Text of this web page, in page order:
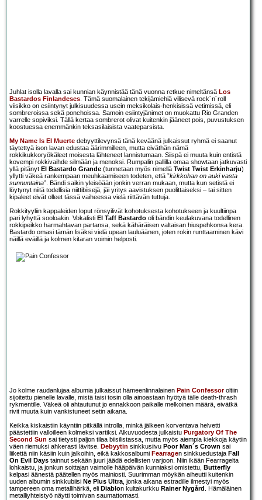
Juhlat isolla lavalla sai kunnian käynnistää tänä vuonna retkue nimeltänsä Los
Bastardos Finlandeses. Tämä suomalainen tekijämiehiä vilisevä rock´n´roll
viisikko on esiintynyt julkisuudessa usein meksikolais-henkisissä vetimissä, eli
sombreroissa sekä ponchoissa. Samoin esiintyjänimet on muokattu Rio Granden
varrelle sopiviksi. Tällä kertaa sombrerot olivat kuitenkin jääneet pois, puvustuksen
koostuessa enemmänkin teksasilaisista vaateparsista.
My Name Is El Muerte debyyttilevynsä tänä keväänä julkaissut ryhmä ei saanut
täytettyä ison lavan edustaa äärimmilleen, mutta eiväthän nämä
rokkikukkoryökäleet moisesta lähteneet lannistumaan. Siispä ei muuta kuin entistä
kovempi rokkivaihde silmään ja menoksi. Rumpalin pallilla omaa showtaan jatkuvasti
yllä pitänyt El Bastardo Grande (tunnetaan myös nimellä Twist Twist Erkinharju)
yllytti väkeä rankempaan meuhkaamiseen todeten, että ”kirkkohan on auki vasta
sunnuntaina”. Bändi saikin yleisöään jonkin verran mukaan, mutta kun setistä ei
löytynyt niitä todellisia niittibiisejä, jäi yritys aavistuksen puolittaiseksi – tai sitten
kipaleet eivät olleet tässä vaiheessa vielä riittävän tuttuja.
Rokkityyliin kappaleiden loput rönsyilivät kohotuksesta kohotukseen ja kuultiinpa
pari lyhyttä sooloakin. Vokalisti El Taff Bastardo oli bändin keulakuvana todellinen
rokkipeikko harmahtavan partansa, sekä kähäräisen valtaisan hiuspehkonsa kera.
Bastardo omasi tämän lisäksi vielä upean lauluäänen, joten rokin runttaaminen kävi
näillä eväillä ja kolmen kitaran voimin helposti.
Jo kolme raudanlujaa albumia julkaissut hämeenlinnalainen Pain Confessoroltiin
sijoitettu pienelle lavalle, mistä taisi tosin olla ainoastaan hyötyä tälle death-thrash
rykmentille. Väkeä oli ahtautunut jo ennakkoon paikalle melkoinen määrä, eivätkä
rivit muuta kuin vankistuneet setin aikana.
Keikka kiskaistiin käyntiin pitkällä introlla, minkä jälkeen korventava helvetti
päästettiin valloilleen kolmeksi vartiksi. Alkuvuodesta julkaistu Purgatory Of The
Second Sun sai tietysti paljon tilaa biisilistassa, mutta myös aiempia kiekkoja käytiin
väen riemuksi ahkerasti lävitse. Debyytin sinkkusiivu Poor Man´s Crown sai
liikettä niin käsiin kuin jalkoihin, eikä kakkosalbumi Fearragen sinkkuedustaja Fall
On Evil Days tainnut sekään juuri jäädä edellisten varjoon. Niin ikään Fearragelta
lohkaistu, ja jonkun soittajan vaimolle hääpäivän kunniaksi omistettu, Butterfly
kelpasi äänestä päätellen myös mainiosti. Suurimman möykän aiheutti kuitenkin
uuden albumin sinkkubiisi Ne Plus Ultra, jonka aikana estradille ilmestyi myös
tampereen oma metallihärkä, eli Diablon kultakurkku Rainer Nygård . Hämäläinen
metalliyhteistyö näytti toimivan saumattomasti.